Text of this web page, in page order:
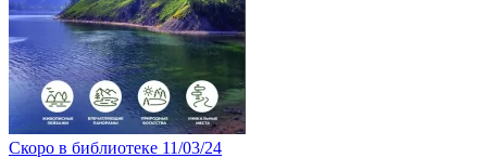
Скоро в библиотеке 11/03/24